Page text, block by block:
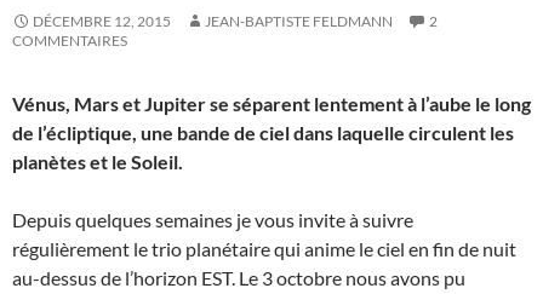
DÉCEMBRE 12, 2015 JEAN-BAPTISTE FELDMANN
2
COMMENTAIRES
Vénus, Mars et Jupiter se séparent lentement à l’aube le long
de l’écliptique, une bande de ciel dans laquelle circulent les
planètes et le Soleil.
Depuis quelques semaines je vous invite à suivre
régulièrement le trio planétaire qui anime le ciel en fin de nuit
au-dessus de l’horizon EST. Le 3 octobre nous avons pu